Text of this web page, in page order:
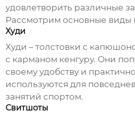
удовлетворить различные
Рассмотрим основные виды
Худи
Худи – толстовки с
с карманом кенгуру. Они
своему удобству и
используются для
занятий спортом.
Свитшоты